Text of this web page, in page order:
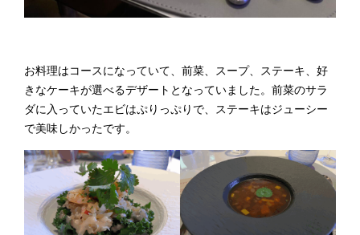
お料理はコースになっていて、前菜、スープ、ステーキ、好
きなケーキが選べるデザートとなっていました。前菜のサラ
ダに入っていたエビはぷりっぷりで、ステーキはジューシー
で美味しかったです。